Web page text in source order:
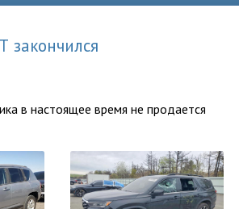
в настоящее время не продается